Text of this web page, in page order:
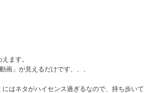
ます。
」が見えるだけです、、、
はネタがハイセンス過ぎるなので、持ち歩い